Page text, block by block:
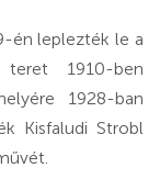
én leplezték le a
1910-ben
1928-ban
Kisfaludi Strobl